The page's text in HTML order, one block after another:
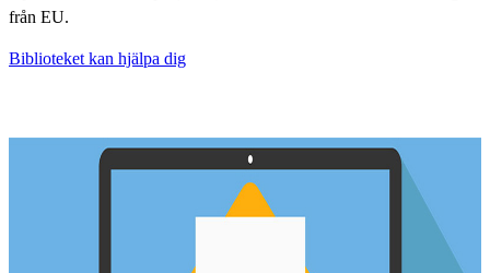
från EU.
Biblioteket kan hjälpa dig